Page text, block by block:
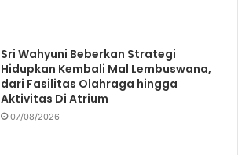
Sri Wahyuni Beberkan Strategi
Hidupkan Kembali Mal Lembuswana,
dari Fasilitas Olahraga hingga
Aktivitas Di Atrium
07/08/2026